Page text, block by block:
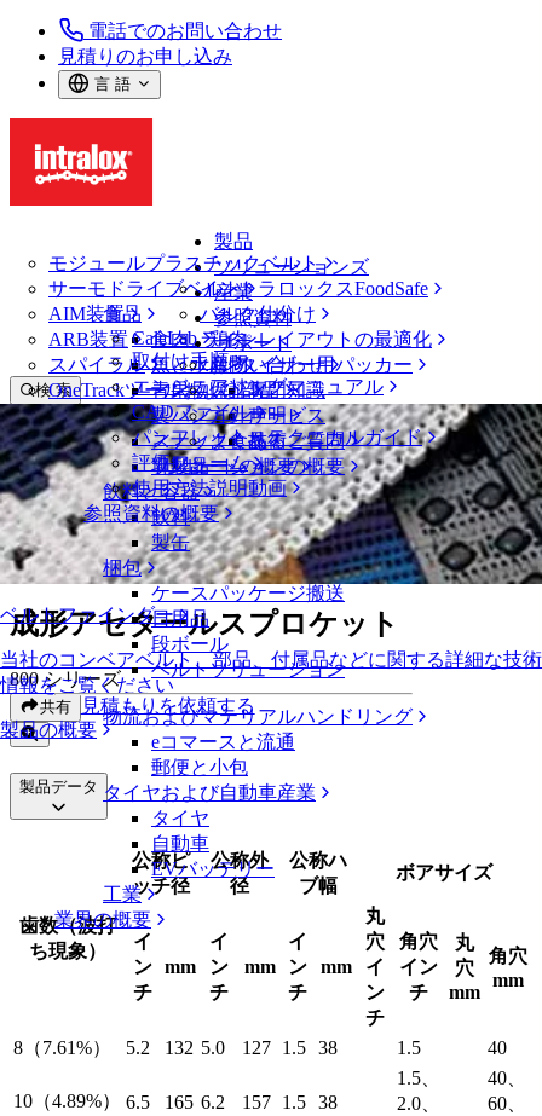
電話でのお問い合わせ
見積りのお申し込み
言 語
製品
モジュールプラスチックベルト
サーモドライブベルト
AIM装置
ARB装置
スパイラル
OneTrackツールおよび部品
ベルトファインダー
当社のコンベアベルト、部品、付属品などに関する詳細な技術
情報をご覧ください
製品の概要
ソリューションズ
イントラロックスFoodSafe
バルク仕分け
ラインレイアウトの最適化
パレタイザー用パッカー
専門知識
サービス
技術
ソリューションの概要
産業
食品
食肉、鶏肉
魚と水産物
青果物
製パン
スナック食品
乳製品
飲料と容器
飲料
製缶
梱包
ケースパッケージ搬送
日用品
段ボール
ベルトソリューション
物流およびマテリアルハンドリング
eコマースと流通
郵便と小包
タイヤおよび自動車産業
タイヤ
自動車
EVバッテリー
工業
業界の概要
参照資料
CalcLab
取付け手順
エンジニアリングマニュアル
CADファイル
パンフレット・テクニカルガイド
評価フォーム
使用方法説明動画
参照資料の概要
サポート
お問い合わせ
保証
方針声明
よくあるご質問
サポートの概要
検 索
メニューを開く
ベルトファインダー
ベルトファインダー
モジュールプラスチックベルト
800 シリーズ
成形アセタールスプロケット
成形アセタールスプロケット
800 シリーズ
共有 見積もりを依頼する
製品データ
歯数（波打
ち現象）
公称ピ
ッチ径
公称外
径
公称ハ
ブ幅
ボアサイズ
イ
ン
チ
mm
イ
ン
チ
mm
イ
ン
チ
mm
丸
穴
イ
ン
チ
角穴
イン
チ
丸
穴
mm
角穴
mm
8（7.61%） 5.2 132 5.0 127 1.5 38 1.5 40
10（4.89%） 6.5 165 6.2 157 1.5 38
1.5、
2.0、
40、
60、